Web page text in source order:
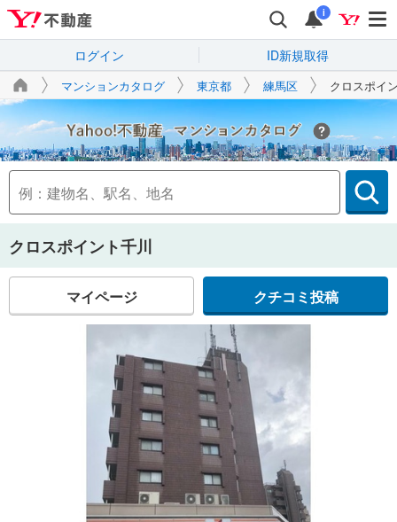
i
ログイン ID新規取得
マンションカタログ 東京都 練馬区 クロスポイ
Yahoo!不動産
クロスポイント千川
マイページ クチコミ投稿